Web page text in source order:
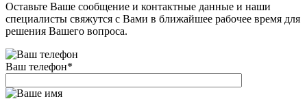
Оставьте Ваше сообщение и контактные данные и наши
специалисты свяжутся с Вами в ближайшее рабочее время для
решения Вашего вопроса.
Ваш телефон*